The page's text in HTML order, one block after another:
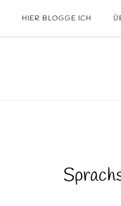
HIER BLOGGE ICH